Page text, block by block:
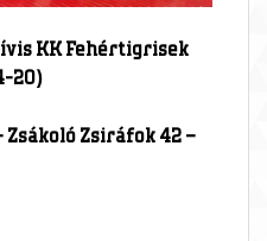
KK Fehértigrisek
20)
Zsiráfok 42 –